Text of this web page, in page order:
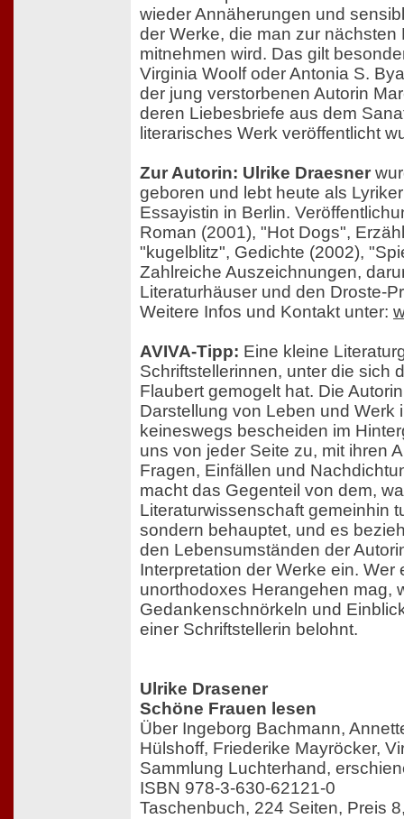
wieder Annäherungen und
der Werke, die man zur nächsten
mitnehmen wird. Das gilt
Virginia Woolf oder Antonia S.
der jung verstorbenen Autorin
deren Liebesbriefe aus dem
literarisches Werk veröffentlicht
Zur Autorin: Ulrike Draesner
geboren und lebt heute als
Essayistin in Berlin.
Roman (2001), "Hot Dogs",
"kugelblitz", Gedichte (2002),
Zahlreiche Auszeichnungen,
Literaturhäuser und den Droste-
Weitere Infos und Kontakt unter:
AVIVA-Tipp: Eine kleine
Schriftstellerinnen, unter die sich
Flaubert gemogelt hat. Die
Darstellung von Leben und Werk
keineswegs bescheiden im
uns von jeder Seite zu, mit ihren
Fragen, Einfällen und
macht das Gegenteil von dem,
Literaturwissenschaft gemeinhin
sondern behauptet, und es
den Lebensumständen der
Interpretation der Werke ein. Wer
unorthodoxes Herangehen mag,
Gedankenschnörkeln und
einer Schriftstellerin belohnt.
Ulrike Drasener
Schöne Frauen lesen
Über Ingeborg Bachmann,
Hülshoff, Friederike Mayröcker,
Sammlung Luchterhand,
ISBN 978-3-630-62121-0
Taschenbuch, 224 Seiten, Preis